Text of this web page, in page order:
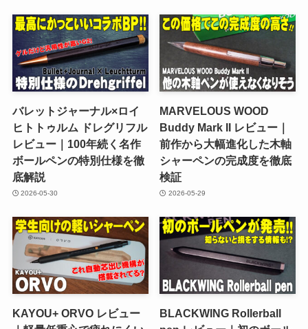
バレットジャーナル×ロイ
ヒトトゥルム ドレグリフル
レビュー｜100年続く名作
ボールペンの特別仕様を徹
底解説
2026-05-30
MARVELOUS WOOD
Buddy Mark II レビュー｜
前作から大幅進化した木軸
シャーペンの完成度を徹底
検証
2026-05-29
KAYOU+ ORVO レビュー
BLACKWING Rollerball